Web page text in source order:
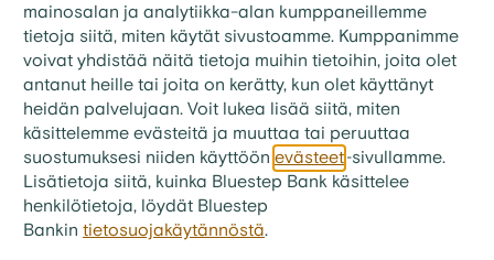
mainosalan ja analytiikka-alan kumppaneillemme
tietoja siitä, miten käytät sivustoamme. Kumppanimme
voivat yhdistää näitä tietoja muihin tietoihin, joita olet
antanut heille tai joita on kerätty, kun olet käyttänyt
heidän palvelujaan. Voit lukea lisää siitä, miten
käsittelemme evästeitä ja muuttaa tai peruuttaa
suostumuksesi niiden käyttöön evästeet-sivullamme.
Lisätietoja siitä, kuinka Bluestep Bank käsittelee
henkilötietoja, löydät Bluestep
Bankin tietosuojakäytännöstä.
Kuinka voin laskea mahdollisen
lainani kuukausierän?
Lainan kuukausierän laskeminen käy helpoiten
Bluestep Bankin lainalaskurilla.
Suosituimmat kysymykset
kategoriasta:FAQ -